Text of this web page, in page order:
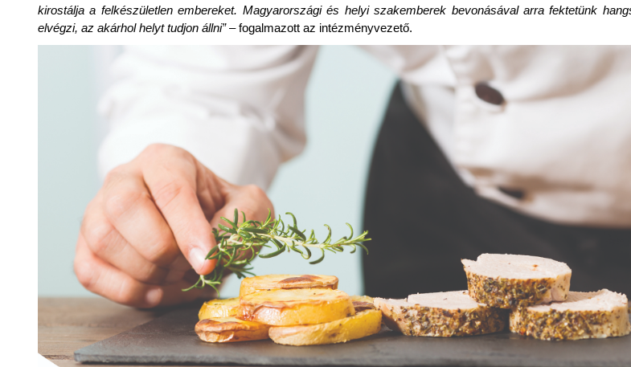
kirostálja a felkészületlen embereket. Magyarországi és helyi szakemberek bevonásával arra fektetünk
elvégzi, az akárhol helyt tudjon állni”– fogalmazott az intézményvezető.